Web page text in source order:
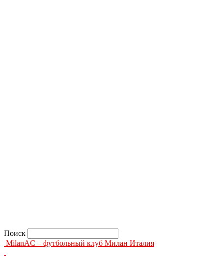
Поиск
MilanAC – футбольный клуб Милан Италия